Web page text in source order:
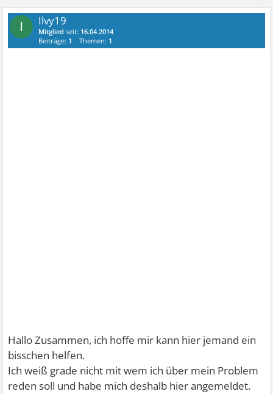
I Ilvy19
Mitglied seit: 16.04.2014
Beiträge: 1 Themen: 1
Hallo Zusammen, ich hoffe mir kann hier jemand ein
bisschen helfen.
Ich weiß grade nicht mit wem ich über mein Problem
reden soll und habe mich deshalb hier angemeldet.